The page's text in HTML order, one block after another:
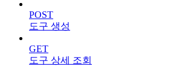
POST
도구 생성
GET
도구 상세 조회